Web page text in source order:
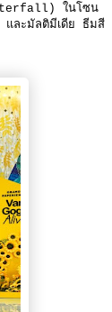
ในโซน
ละมัลติมีเดีย ธีมสี